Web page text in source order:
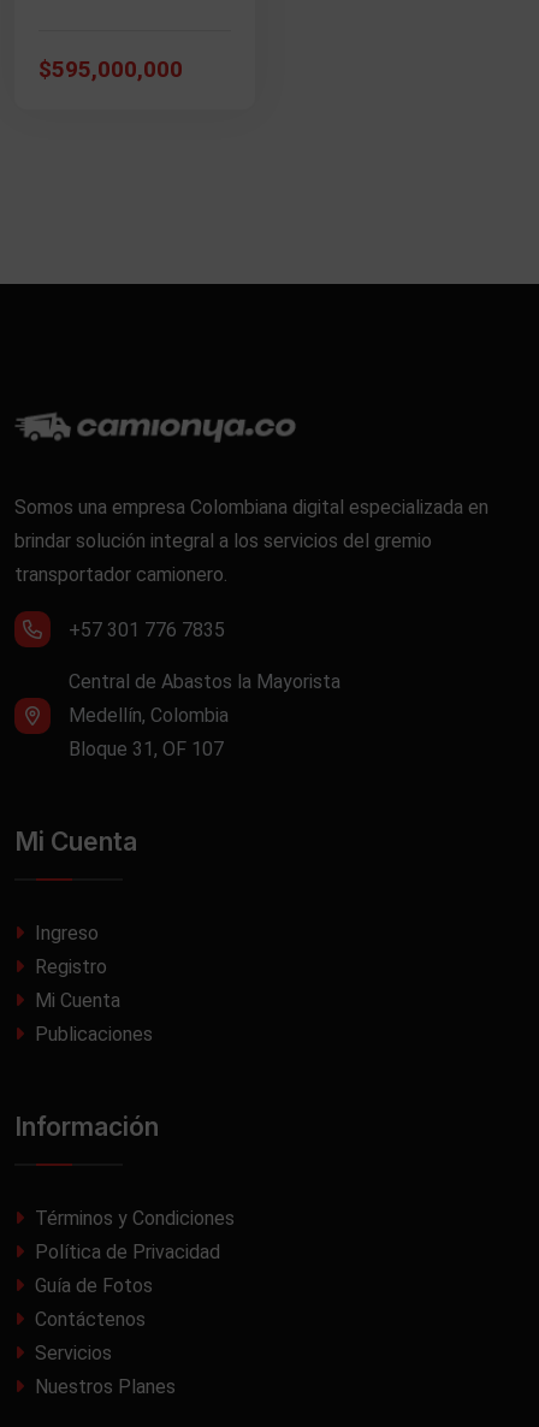
$595,000,000
Somos una empresa Colombiana digital especializada en
brindar solución integral a los servicios del gremio
transportador camionero.
+57 301 776 7835
Central de Abastos la Mayorista
Medellín, Colombia
Bloque 31, OF 107
Mi Cuenta
Ingreso
Registro
Mi Cuenta
Publicaciones
Información
Términos y Condiciones
Política de Privacidad
Guía de Fotos
Contáctenos
Servicios
Nuestros Planes